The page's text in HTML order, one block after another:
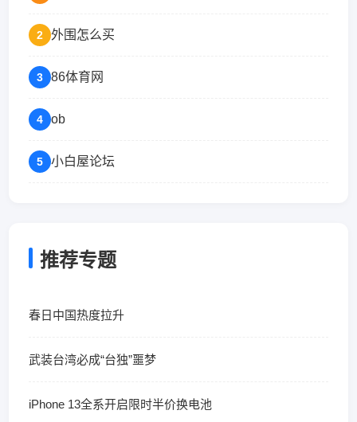
2 外围怎么买
3 86体育网
4 ob
5 小白屋论坛
推荐专题
春日中国热度拉升
武装台湾必成“台独”噩梦
iPhone 13全系开启限时半价换电池